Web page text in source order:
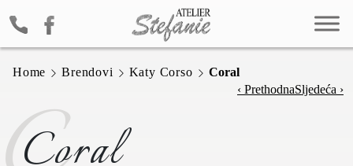
Home Brendovi Katy Corso
Coral
‹ PrethodnaSljedeća ›